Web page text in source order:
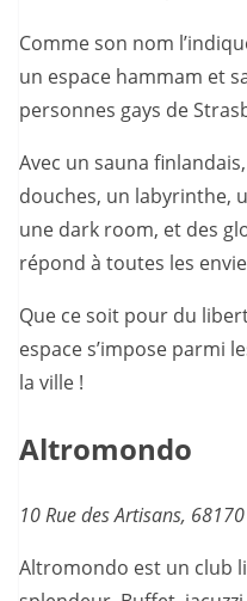
Comme son nom
un espace hammam et
personnes gays de
Avec un sauna
douches, un labyrinthe,
une dark room, et des
répond à toutes les
Que ce soit pour du
espace s’impose parmi
la ville !
Altromondo
10 Rue des Artisans,
Altromondo est un club